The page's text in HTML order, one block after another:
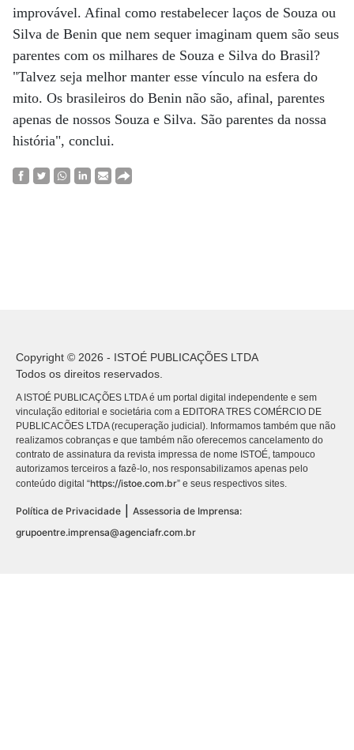
improvável. Afinal como restabelecer laços de Souza ou
Silva de Benin que nem sequer imaginam quem são seus
parentes com os milhares de Souza e Silva do Brasil?
"Talvez seja melhor manter esse vínculo na esfera do
mito. Os brasileiros do Benin não são, afinal, parentes
apenas de nossos Souza e Silva. São parentes da nossa
história", conclui.
Copyright © 2026 - ISTOÉ PUBLICAÇÕES LTDA
Todos os direitos reservados.
A ISTOÉ PUBLICAÇÕES LTDA é um portal digital independente e sem
vinculação editorial e societária com a EDITORA TRES COMÉRCIO DE
PUBLICACÕES LTDA (recuperação judicial). Informamos também que não
realizamos cobranças e que também não oferecemos cancelamento do
contrato de assinatura da revista impressa de nome ISTOÉ, tampouco
autorizamos terceiros a fazê-lo, nos responsabilizamos apenas pelo
conteúdo digital “https://istoe.com.br” e seus respectivos sites.
Política de Privacidade
Assessoria de Imprensa:
grupoentre.imprensa@agenciafr.com.br